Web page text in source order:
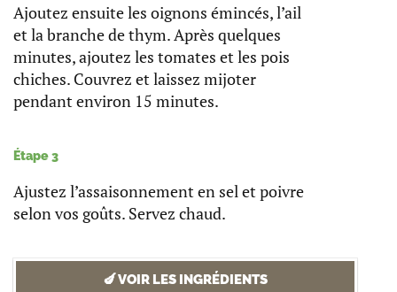
Ajoutez ensuite les oignons émincés, l’ail
et la branche de thym. Après quelques
minutes, ajoutez les tomates et les pois
chiches. Couvrez et laissez mijoter
pendant environ 15 minutes.
Étape 3
Ajustez l’assaisonnement en sel et poivre
selon vos goûts. Servez chaud.
🍆 VOIR LES INGRÉDIENTS